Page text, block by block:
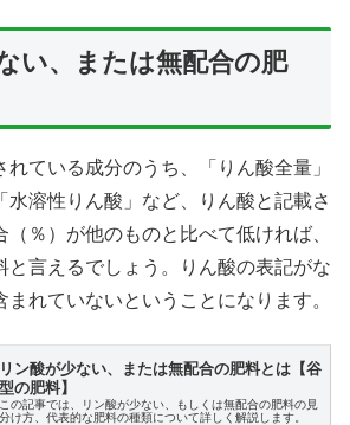
い、または無配合の肥
ている成分のうち、「りん酸全量」
水溶性りん酸」など、りん酸と記載さ
％）が他のものと比べて低ければ、
と言えるでしょう。りん酸の表記がな
れていないということになります。
リン酸が少ない、または無配合の肥料とは【谷
型の肥料】
この記事では、リン酸が少ない、もしくは無配合の肥料の見
分け方、代表的な肥料の種類について詳しく解説します。